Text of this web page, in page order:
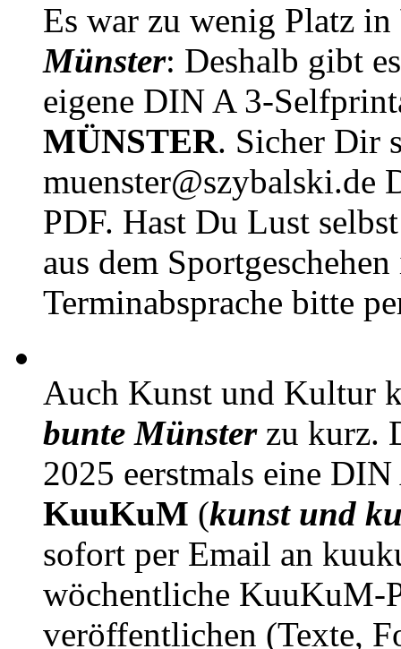
Es war zu wenig Platz in
Münster: Deshalb gibt
eigene DIN A 3-
MÜNSTER. Sicher Dir
muenster@szybalski.de
PDF. Hast Du Lust
aus dem
Terminabsprache bitte
Auch Kunst und Kultur
bunte Münsterzu kurz.
2025 eerstmals eine
KuuKuM (kunst und
sofort per Email an
wöchentliche KuuKuM-
veröffentlichen (Texte,